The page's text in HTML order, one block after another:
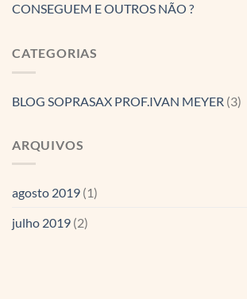
CONSEGUEM E OUTROS NÃO ?
CATEGORIAS
BLOG SOPRASAX PROF.IVAN MEYER (3)
ARQUIVOS
agosto 2019 (1)
julho 2019 (2)